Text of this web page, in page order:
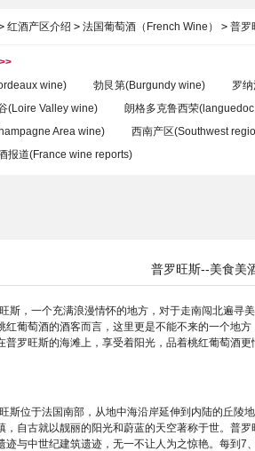
红酒产区介绍 > 法国葡萄酒（French Wine） > 普罗
wine)
勃艮第(Burgundy wine) 罗
(Loire Valley wine)
朗格多克鲁西荣
Area wine)
西南产区(Southwest
报道(France wine reports)
普罗旺斯--美食美
斯，一个充满浪漫情怀的地方，对于走南闯北遍寻
红葡萄酒的酒客而言，这里更是不能不来的一个地
普罗旺斯的海滩上，享受着阳光，品着桃红葡萄酒更
斯位于法国南部，从地中海沿岸延伸到内陆的丘
，自古就以靓丽的阳光和蔚蓝的天空著称于世。普
迹与中世纪建筑遗迹，无一不让人为之惊艳。每到7